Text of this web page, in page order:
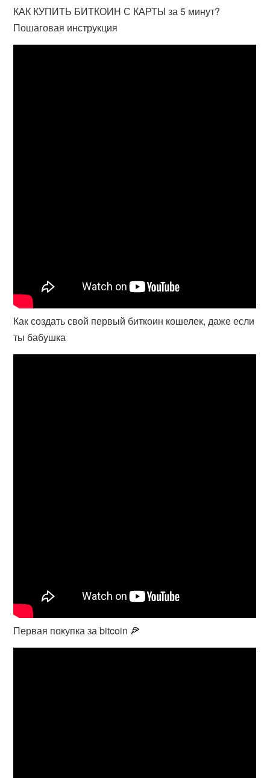
КАК КУПИТЬ БИТКОИН С КАРТЫ за 5 минут?
Пошаговая инструкция
Как создать свой первый биткоин кошелек, даже если
ты бабушка
Первая покупка за bitcoin 🍕